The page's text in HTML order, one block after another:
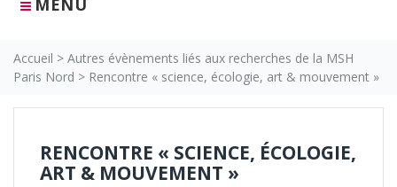
MENU
Accueil > Autres évènements liés aux recherches de la MSH
Paris Nord > Rencontre « science, écologie, art & mouvement »
RENCONTRE « SCIENCE, ÉCOLOGIE,
ART & MOUVEMENT »